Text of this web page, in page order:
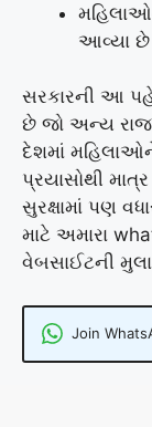
આવ્યા છે
સરકારની આ
છે જો અન્ય
દેશમાં
પ્રયાસોથી
સુરક્ષામાં પણ
માટે અમારા
વેબસાઈટની
Join